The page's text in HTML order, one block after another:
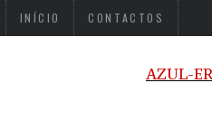
INÍCIO CONTACTOS